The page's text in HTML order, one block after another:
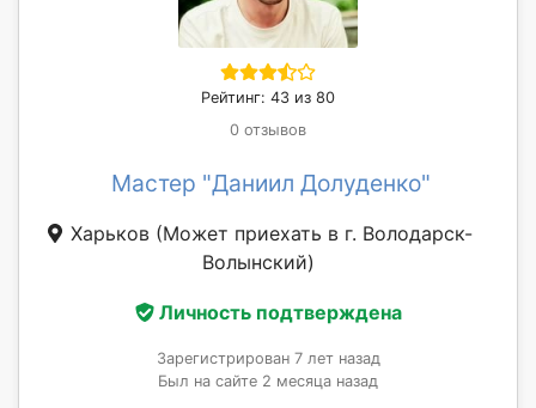
Рейтинг: 43 из 80
0 отзывов
Мастер "Даниил Долуденко"
Харьков (Может приехать в г. Володарск-
Волынский)
Личность подтверждена
Зарегистрирован 7 лет назад
Был на сайте 2 месяца назад